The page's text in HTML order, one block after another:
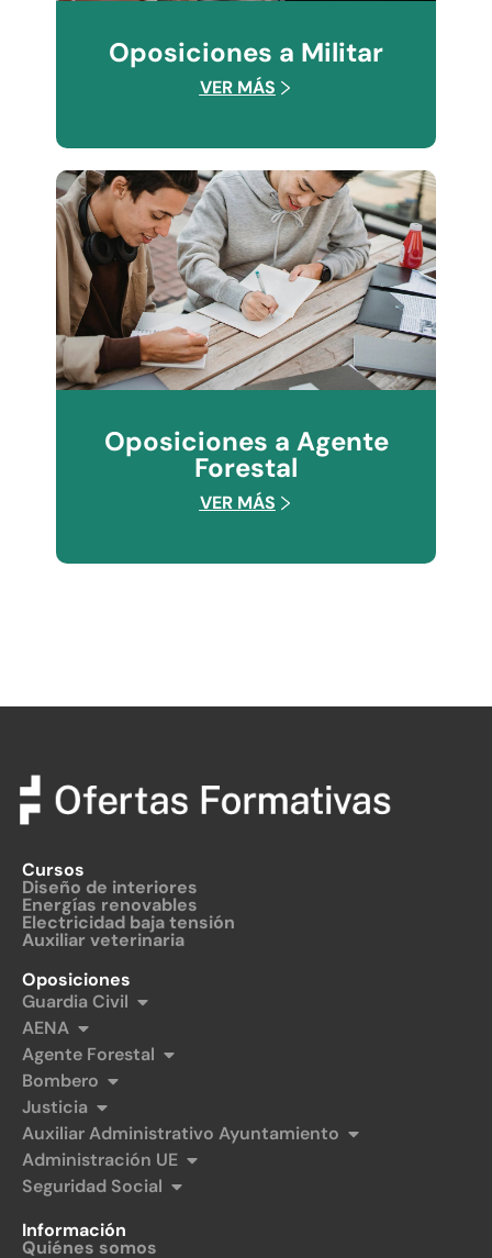
Oposiciones a Militar
VER MÁS
Oposiciones a Agente
Forestal
VER MÁS
Cursos
Diseño de interiores
Energías renovables
Electricidad baja tensión
Auxiliar veterinaria
Oposiciones
Guardia Civil
AENA
Agente Forestal
Bombero
Justicia
Auxiliar Administrativo Ayuntamiento
Administración UE
Seguridad Social
Información
Quiénes somos